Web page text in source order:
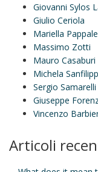
Giovanni Sylos
Giulio Ceriola
Mariella
Massimo Zotti
Mauro Casaburi
Michela
Sergio Samarelli
Giuseppe
Vincenzo
Articoli